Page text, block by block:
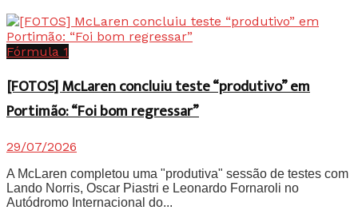
Fórmula 1
[FOTOS] McLaren concluiu teste “produtivo” em
Portimão: “Foi bom regressar”
29/07/2026
A McLaren completou uma "produtiva" sessão de testes com
Lando Norris, Oscar Piastri e Leonardo Fornaroli no
Autódromo Internacional do...